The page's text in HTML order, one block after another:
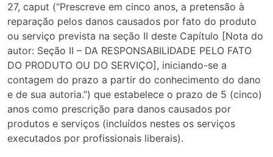
27, caput (“Prescreve em cinco anos, a pretensão à
reparação pelos danos causados por fato do produto
ou serviço prevista na seção II deste Capítulo [Nota do
autor: Seção II – DA RESPONSABILIDADE PELO FATO
DO PRODUTO OU DO SERVIÇO], iniciando-se a
contagem do prazo a partir do conhecimento do dano
e de sua autoria.”) que estabelece o prazo de 5 (cinco)
anos como prescrição para danos causados por
produtos e serviços (incluídos nestes os serviços
executados por profissionais liberais).